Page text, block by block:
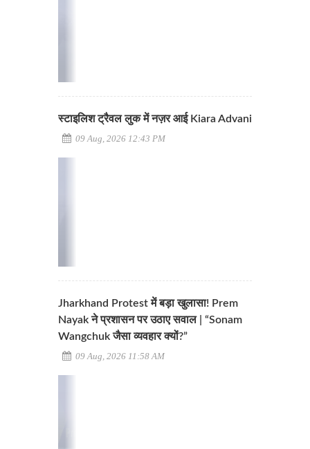
स्टाइलिश ट्रैवल लुक में नज़र आई Kiara Advani
09 Aug, 2026 12:43 PM
Jharkhand Protest में बड़ा खुलासा! Prem
Nayak ने प्रशासन पर उठाए सवाल | “Sonam
Wangchuk जैसा व्यवहार क्यों?”
09 Aug, 2026 11:58 AM